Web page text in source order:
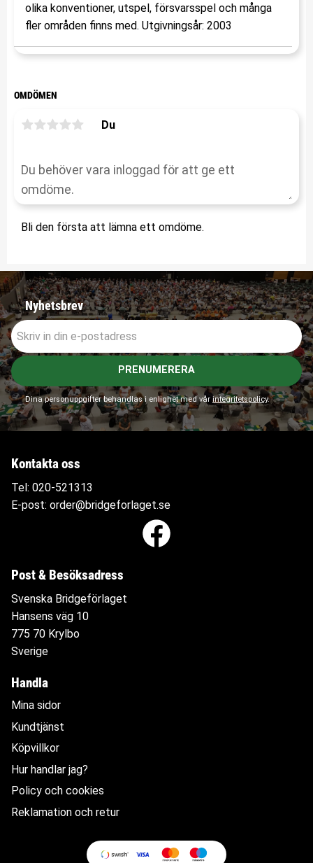
olika konventioner, utspel, försvarsspel och många
fler områden finns med. Utgivningsår: 2003
OMDÖMEN
Du
Bli den första att lämna ett omdöme.
Nyhetsbrev
PRENUMERERA
Dina personuppgifter behandlas i enlighet med vår integritetspolicy.
Kontakta oss
Tel: 020-521313
E-post: order@bridgeforlaget.se
Post & Besöksadress
Svenska Bridgeförlaget
Hansens väg 10
775 70 Krylbo
Sverige
Handla
Mina sidor
Kundtjänst
Köpvillkor
Hur handlar jag?
Policy och cookies
Reklamation och retur